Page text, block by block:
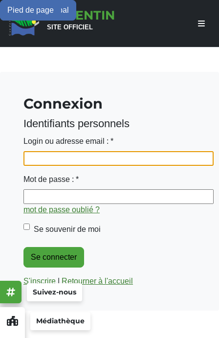
Menu principal
Contenu principal
Pied de pageLAMENTIN
SITE OFFICIEL
Médiathèque
Suivez-nous
Connexion
Identifiants personnels
Login ou adresse email : *
Mot de passe : *
mot de passe oublié ?
Se souvenir de moi
S'inscrire Retourner à l'accueil